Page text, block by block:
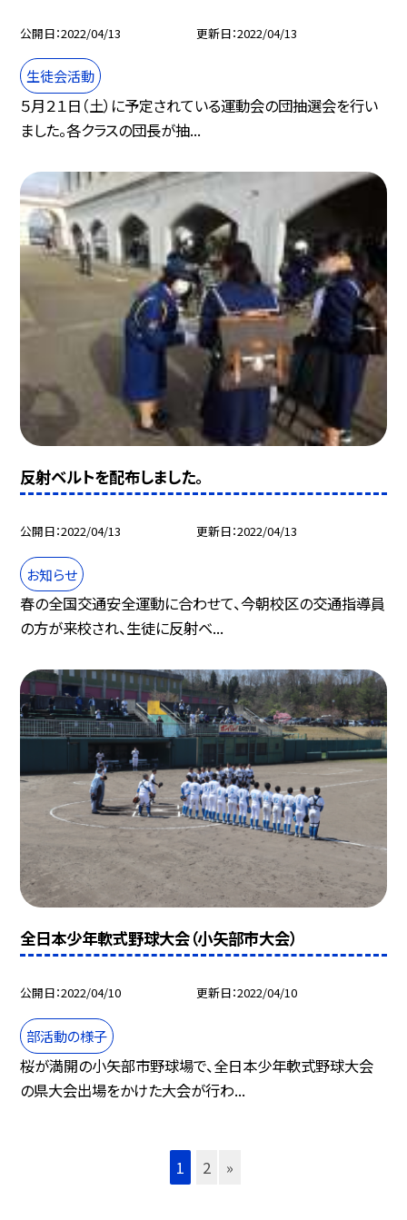
公開日 2022/04/13 更新日 2022/04/13
生徒会活動
５月２１日（土）に予定されている運動会の団抽選会を行い
ました。各クラスの団長が抽...
反射ベルトを配布しました。
公開日 2022/04/13 更新日 2022/04/13
お知らせ
春の全国交通安全運動に合わせて、今朝校区の交通指導員
の方が来校され、生徒に反射ベ...
全日本少年軟式野球大会（小矢部市大会）
公開日 2022/04/10 更新日 2022/04/10
部活動の様子
桜が満開の小矢部市野球場で、全日本少年軟式野球大会
の県大会出場をかけた大会が行わ...
1 2 »